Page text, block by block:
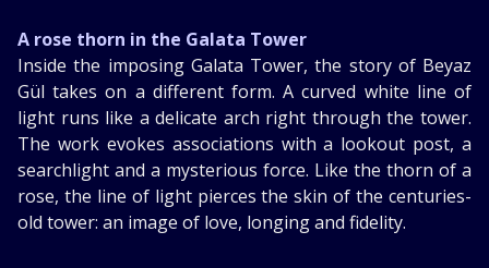
A rose thorn in the Galata Tower
Inside the imposing Galata Tower, the story of Beyaz
Gül takes on a different form. A curved white line of
light runs like a delicate arch right through the tower.
The work evokes associations with a lookout post, a
searchlight and a mysterious force. Like the thorn of a
rose, the line of light pierces the skin of the centuries-
old tower: an image of love, longing and fidelity.